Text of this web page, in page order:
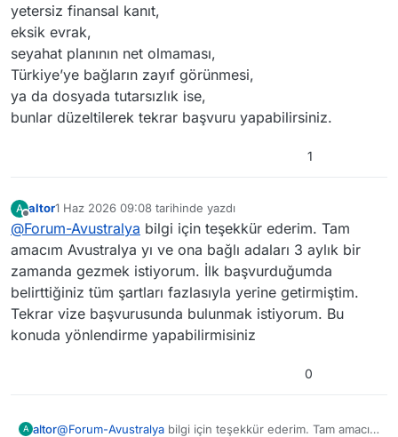
yetersiz finansal kanıt,
eksik evrak,
seyahat planının net olmaması,
Türkiye’ye bağların zayıf görünmesi,
ya da dosyada tutarsızlık ise,
bunlar düzeltilerek tekrar başvuru yapabilirsiniz.
1
A
Çevrimdışı
altor1 Haz 2026 09:08 tarihinde yazdı
Son düzenleyen:
@Forum-Avustralya bilgi için teşekkür ederim. Tam
amacım Avustralya yı ve ona bağlı adaları 3 aylık bir
zamanda gezmek istiyorum. İlk başvurduğumda
belirttiğiniz tüm şartları fazlasıyla yerine getirmiştim.
Tekrar vize başvurusunda bulunmak istiyorum. Bu
konuda yönlendirme yapabilirmisiniz
0
A altor@Forum-Avustralya bilgi için teşekkür ederim. Tam amacım